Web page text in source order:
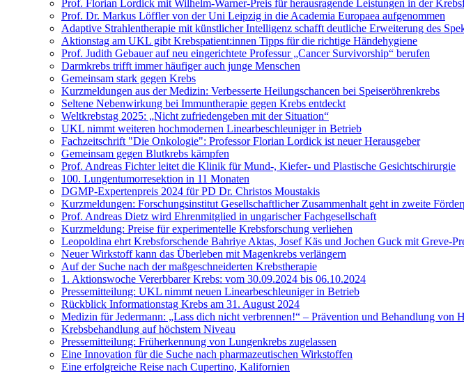
Prof. Florian Lordick mit Wilhelm-Warner-Preis für herausragende Leistungen in der
Prof. Dr. Markus Löffler von der Uni Leipzig in die Academia Europaea aufgenommen
Adaptive Strahlentherapie mit künstlicher Intelligenz schafft deutliche Erweiterung des
Aktionstag am UKL gibt Krebspatient:innen Tipps für die richtige Händehygiene
Prof. Judith Gebauer auf neu eingerichtete Professur „Cancer Survivorship“ berufen
Darmkrebs trifft immer häufiger auch junge Menschen
Gemeinsam stark gegen Krebs
Kurzmeldungen aus der Medizin: Verbesserte Heilungschancen bei Speiseröhrenkrebs
Seltene Nebenwirkung bei Immuntherapie gegen Krebs entdeckt
Weltkrebstag 2025: „Nicht zufriedengeben mit der Situation“
UKL nimmt weiteren hochmodernen Linearbeschleuniger in Betrieb
Fachzeitschrift "Die Onkologie": Professor Florian Lordick ist neuer Herausgeber
Gemeinsam gegen Blutkrebs kämpfen
Prof. Andreas Fichter leitet die Klinik für Mund-, Kiefer- und Plastische Gesichtschirurgie
100. Lungentumorresektion in 11 Monaten
DGMP-Expertenpreis 2024 für PD Dr. Christos Moustakis
Kurzmeldungen: Forschungsinstitut Gesellschaftlicher Zusammenhalt geht in zweite
Prof. Andreas Dietz wird Ehrenmitglied in ungarischer Fachgesellschaft
Kurzmeldung: Preise für experimentelle Krebsforschung verliehen
Leopoldina ehrt Krebsforschende Bahriye Aktas, Josef Käs und Jochen Guck mit Greve-
Neuer Wirkstoff kann das Überleben mit Magenkrebs verlängern
Auf der Suche nach der maßgeschneiderten Krebstherapie
1. Aktionswoche Vererbbarer Krebs: vom 30.09.2024 bis 06.10.2024
Pressemitteilung: UKL nimmt neuen Linearbeschleuniger in Betrieb
Rückblick Informationstag Krebs am 31. August 2024
Medizin für Jedermann: „Lass dich nicht verbrennen!“ – Prävention und Behandlung von
Krebsbehandlung auf höchstem Niveau
Pressemitteilung: Früherkennung von Lungenkrebs zugelassen
Eine Innovation für die Suche nach pharmazeutischen Wirkstoffen
Eine erfolgreiche Reise nach Cupertino, Kalifornien